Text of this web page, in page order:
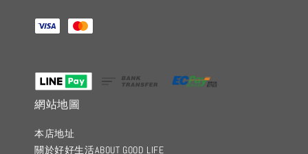
網站地圖
本店地址
關於好好生活ABOUT GOOD LIFE